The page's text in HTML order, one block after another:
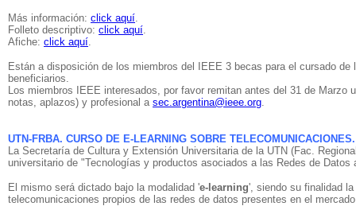
Más información: click aquí.
Folleto descriptivo: click aquí.
Afiche: click aquí.
Están a disposición de los miembros del IEEE 3 becas para el cursado
beneficiarios.
Los miembros IEEE interesados, por favor remitan antes del 31 de
notas, aplazos) y profesional a sec.argentina@ieee.org.
UTN-FRBA. CURSO DE E-LEARNING SOBRE TELECOMUNICACIONES.
La Secretaría de Cultura y Extensión Universitaria de la UTN (Fac.
universitario de "Tecnologías y productos asociados a las Redes de Datos
El mismo será dictado bajo la modalidad 'e-learning', siendo su finalidad
telecomunicaciones propios de las redes de datos presentes en el